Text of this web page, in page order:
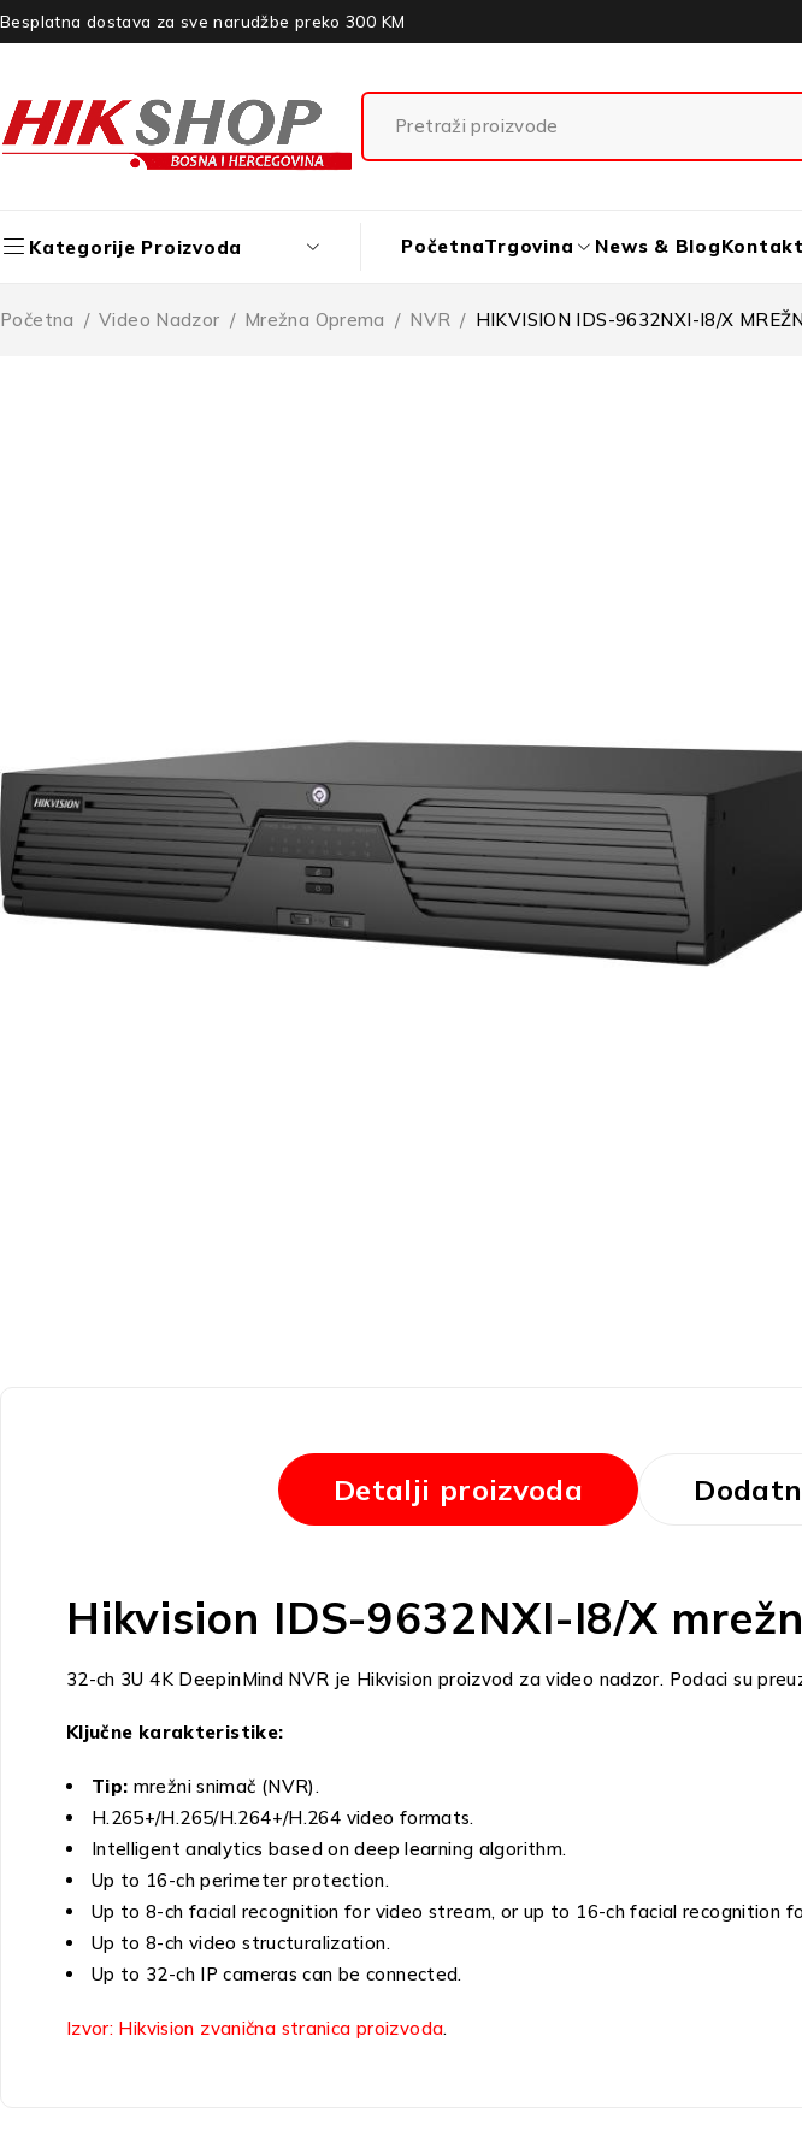
Besplatna dostava za sve narudžbe preko 300 KM
Kategorije Proizvoda PočetnaTrgovina News & BlogKontakt
Početna / Video Nadzor / Mrežna Oprema / NVR / HIKVISION IDS-9632NXI-I8/X
Detalji proizvoda
Hikvision IDS-9632NXI-I8/X
32-ch 3U 4K DeepinMind NVR je Hikvision proizvod za video nadzor. Podaci su
Ključne karakteristike:
Tip: mrežni snimač (NVR).
H.265+/H.265/H.264+/H.264 video formats.
Intelligent analytics based on deep learning algorithm.
Up to 16-ch perimeter protection.
Up to 8-ch facial recognition for video stream, or up to 16-ch facial recognition
Up to 8-ch video structuralization.
Up to 32-ch IP cameras can be connected.
Izvor: Hikvision zvanična stranica proizvoda.